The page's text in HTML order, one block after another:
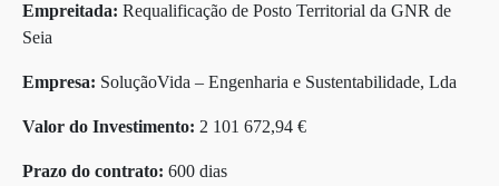
Empreitada: Requalificação de Posto Territorial da GNR de
Seia
Empresa: SoluçãoVida – Engenharia e Sustentabilidade, Lda
Valor do Investimento: 2 101 672,94 €
Prazo do contrato: 600 dias